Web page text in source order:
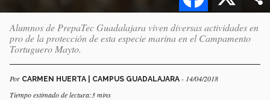
Alumnos de PrepaTec Guadalajara viven diversas actividades en
pro de la protección de esta especie marina en el Campamento
Tortuguero Mayto.
Por CARMEN HUERTA | CAMPUS GUADALAJARA - 14/04/2018
Tiempo estimado de lectura:3 mins